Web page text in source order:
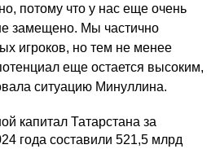
потому что у нас еще очень
замещено. Мы частично
игроков, но тем не менее
еще остается высоким,
ситуацию Минуллина.
капитал Татарстана за
года составили 521,5 млрд